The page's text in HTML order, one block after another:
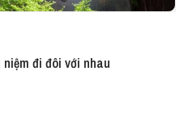
đi đôi với nhau